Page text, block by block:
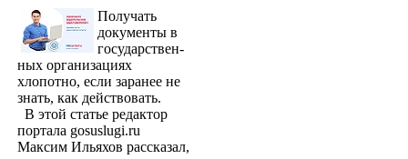
Получать
доку­менты в
государствен­
ных организациях
хлопотно, если заранее не
знать, как действовать.
В этой статье редактор
портала gosuslugi.ru
Максим Ильяхов рассказал,